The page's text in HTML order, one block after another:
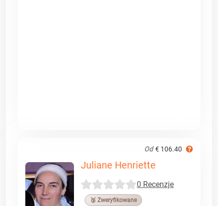
Od € 106.40
Juliane Henriette
0 Recenzje
🥉 Zweryfikowane